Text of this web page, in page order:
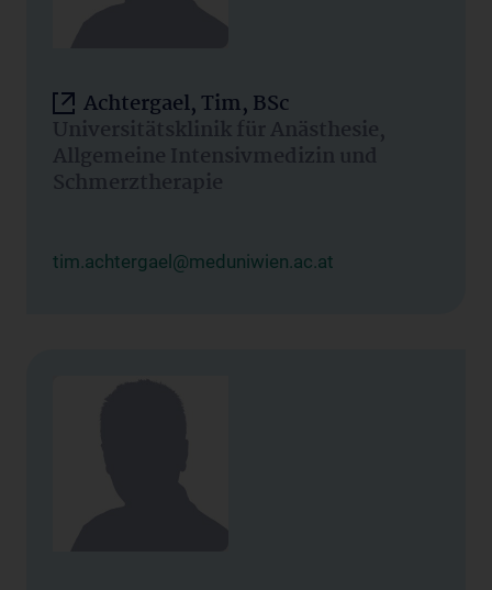
Achtergael, Tim, BSc
Universitätsklinik für Anästhesie,
Allgemeine Intensivmedizin und
Schmerztherapie
tim.achtergael@meduniwien.ac.at